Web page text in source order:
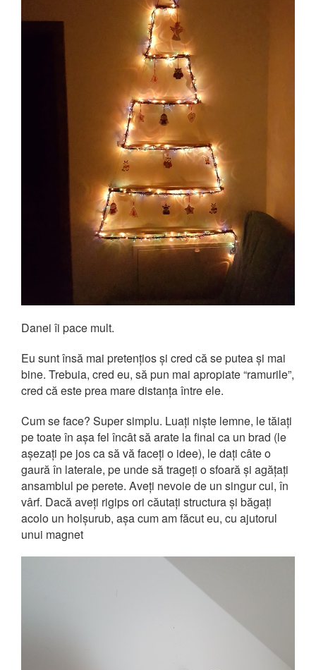
Danei îi pace mult.
Eu sunt însă mai pretențios și cred că se putea și mai
bine. Trebuia, cred eu, să pun mai apropiate “ramurile”,
cred că este prea mare distanța între ele.
Cum se face? Super simplu. Luați niște lemne, le tăiați
pe toate în așa fel încât să arate la final ca un brad (le
așezați pe jos ca să vă faceți o idee), le dați câte o
gaură în laterale, pe unde să trageți o sfoară și agățați
ansamblul pe perete. Aveți nevoie de un singur cui, în
vârf. Dacă aveți rigips ori căutați structura și băgați
acolo un holșurub, așa cum am făcut eu, cu ajutorul
unui magnet